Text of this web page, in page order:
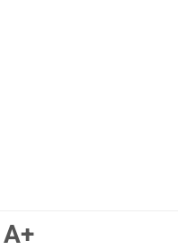
A+Увеличить